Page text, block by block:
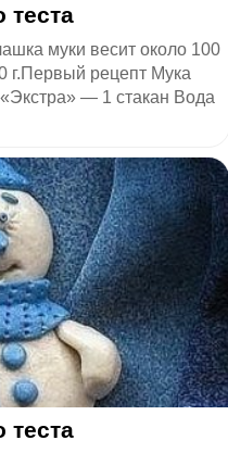
теста
муки весит около 100
г.Первый рецепт Мука
— 1 стакан Вода
теста